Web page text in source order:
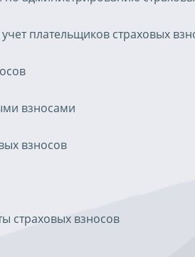
плательщиков страховых
взносами
взносов
страховых взносов